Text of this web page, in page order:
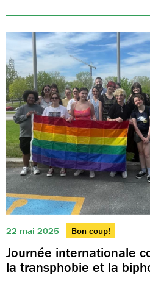
22 mai 2025 Bon coup!
Journée internationale
la transphobie et la